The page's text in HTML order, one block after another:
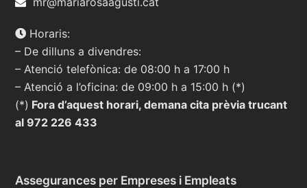
Horaris:
– De dilluns a divendres:
– Atenció telefònica: de 08:00 h a 17:00 h
– Atenció a l’oficina: de 09:00 h a 15:00 h (*)
(*) Fora d’aquest horari, demana cita prèvia trucant
al 972 226 433
Assegurances per Empreses i Empleats